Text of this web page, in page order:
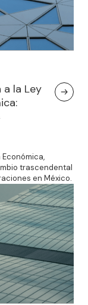
la Ley
trascendental
en México.